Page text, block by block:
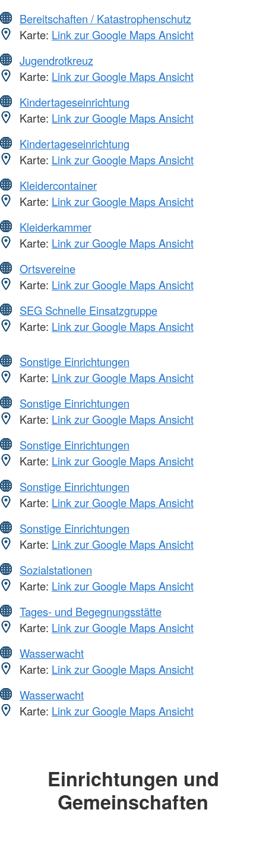
Bereitschaften / Katastrophenschutz
Karte: Link zur Google Maps Ansicht
Jugendrotkreuz
Karte: Link zur Google Maps Ansicht
Kindertageseinrichtung
Karte: Link zur Google Maps Ansicht
Kindertageseinrichtung
Karte: Link zur Google Maps Ansicht
Kleidercontainer
Karte: Link zur Google Maps Ansicht
Kleiderkammer
Karte: Link zur Google Maps Ansicht
Ortsvereine
Karte: Link zur Google Maps Ansicht
SEG Schnelle Einsatzgruppe
Karte: Link zur Google Maps Ansicht
Sonstige Einrichtungen
Karte: Link zur Google Maps Ansicht
Sonstige Einrichtungen
Karte: Link zur Google Maps Ansicht
Sonstige Einrichtungen
Karte: Link zur Google Maps Ansicht
Sonstige Einrichtungen
Karte: Link zur Google Maps Ansicht
Sonstige Einrichtungen
Karte: Link zur Google Maps Ansicht
Sozialstationen
Karte: Link zur Google Maps Ansicht
Tages- und Begegnungsstätte
Karte: Link zur Google Maps Ansicht
Wasserwacht
Karte: Link zur Google Maps Ansicht
Wasserwacht
Karte: Link zur Google Maps Ansicht
Einrichtungen und
Gemeinschaften